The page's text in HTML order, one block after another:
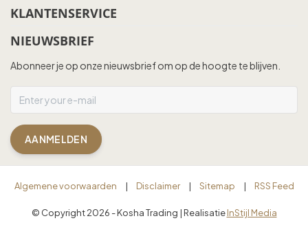
KLANTENSERVICE
NIEUWSBRIEF
Abonneer je op onze nieuwsbrief om op de hoogte te blijven.
AANMELDEN
Algemene voorwaarden | Disclaimer | Sitemap | RSS Feed
© Copyright 2026 - Kosha Trading | Realisatie InStijl Media